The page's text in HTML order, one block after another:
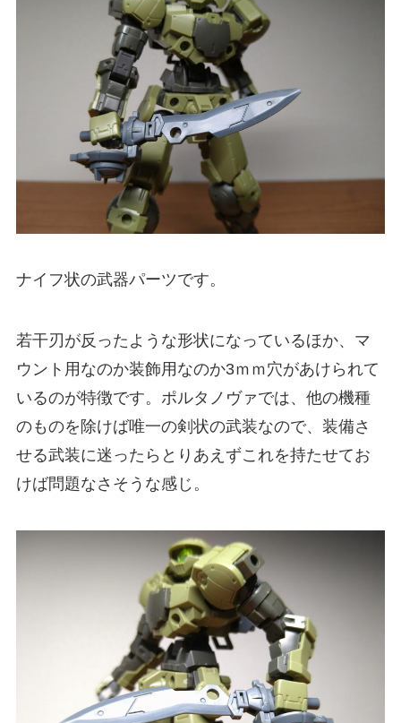
ナイフ状の武器パーツです。
若干刃が反ったような形状になっているほか、マ
ウント用なのか装飾用なのか3ｍｍ穴があけられて
いるのが特徴です。ポルタノヴァでは、他の機種
のものを除けば唯一の剣状の武装なので、装備さ
せる武装に迷ったらとりあえずこれを持たせてお
けば問題なさそうな感じ。